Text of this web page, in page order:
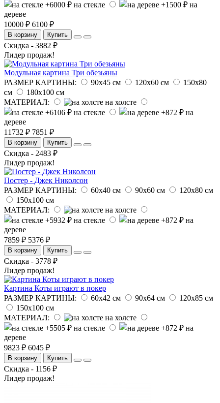
на стекле
на
дереве
10000 ₽ 6100 ₽
В корзину Купить
Скидка - 3882 ₽
Лидер продаж!
Модульная картина Три обезьяны
РАЗМЕР КАРТИНЫ:
90х45 см 120х60 см
150х80
см
180х100 см
МАТЕРИАЛ:
на холсте
на стекле
на
дереве
11732 ₽ 7851 ₽
В корзину Купить
Скидка - 2483 ₽
Лидер продаж!
Постер - Джек Николсон
РАЗМЕР КАРТИНЫ:
60х40 см 90х60 см
120х80 см
150х100 см
МАТЕРИАЛ:
на холсте
на стекле
на
дереве
7859 ₽ 5376 ₽
В корзину Купить
Скидка - 3778 ₽
Лидер продаж!
Картина Коты играют в покер
РАЗМЕР КАРТИНЫ:
60х42 см 90х64 см
120х85 см
150х100 см
МАТЕРИАЛ:
на холсте
на стекле
на
дереве
9823 ₽ 6045 ₽
В корзину Купить
Скидка - 1156 ₽
Лидер продаж!